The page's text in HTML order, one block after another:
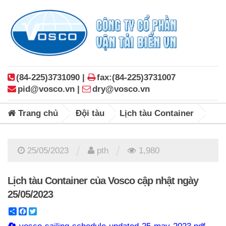
(84-225)3731090 |
fax:(84-225)3731007
pid@vosco.vn |
dry@vosco.vn
Trang chủ Đội tàu Lịch tàu Container
25/05/2023 pth 1,980
Lịch tàu Container của Vosco cập nhật ngày
25/05/2023
ShareFacebook